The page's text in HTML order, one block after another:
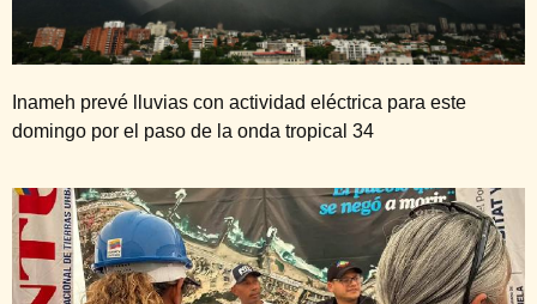
Inameh prevé lluvias con actividad eléctrica para este
domingo por el paso de la onda tropical 34